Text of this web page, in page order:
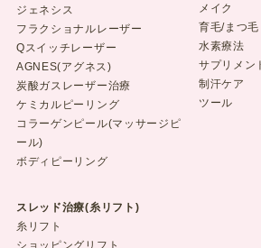
ジェネシス
フラクショナルレーザー
Qスイッチレーザー
AGNES(アグネス)
炭酸ガスレーザー治療
ケミカルピーリング
コラーゲンピール(マッサージピ
ール)
ボディピーリング
スレッド治療(糸リフト)
糸リフト
メイク
育毛/まつ
水素療法
サプリメン
制汗ケア
ツール